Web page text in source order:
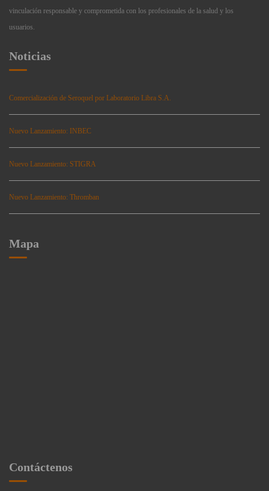
vinculación responsable y comprometida con los profesionales de la salud y los
usuarios.
Noticias
Comercialización de Seroquel por Laboratorio Libra S.A.
Nuevo Lanzamiento: INBEC
Nuevo Lanzamiento: STIGRA
Nuevo Lanzamiento: Thromban
Mapa
Contáctenos